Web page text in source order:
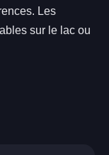
Les
sur le lac ou